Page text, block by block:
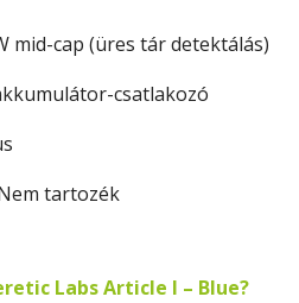
mid-cap (üres tár detektálás)
csatlakozó
tartozék
Labs Article I – Blue?